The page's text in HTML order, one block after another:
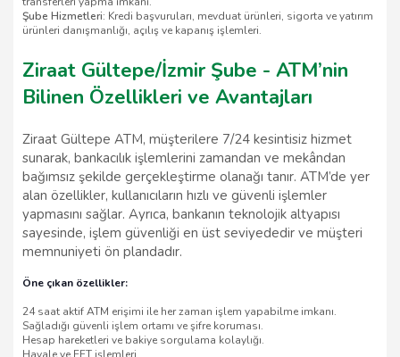
Şube Hizmetleri: Kredi başvuruları, mevduat ürünleri, sigorta ve yatırım
ürünleri danışmanlığı, açılış ve kapanış işlemleri.
Ziraat Gültepe/İzmir Şube - ATM’nin
Bilinen Özellikleri ve Avantajları
Ziraat Gültepe ATM, müşterilere 7/24 kesintisiz hizmet
sunarak, bankacılık işlemlerini zamandan ve mekândan
bağımsız şekilde gerçekleştirme olanağı tanır. ATM’de yer
alan özellikler, kullanıcıların hızlı ve güvenli işlemler
yapmasını sağlar. Ayrıca, bankanın teknolojik altyapısı
sayesinde, işlem güvenliği en üst seviyededir ve müşteri
memnuniyeti ön plandadır.
Öne çıkan özellikler:
24 saat aktif ATM erişimi ile her zaman işlem yapabilme imkanı.
Sağladığı güvenli işlem ortamı ve şifre koruması.
Hesap hareketleri ve bakiye sorgulama kolaylığı.